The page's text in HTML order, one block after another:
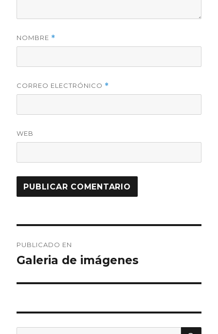
NOMBRE *
CORREO ELECTRÓNICO *
WEB
de
PUBLICADO EN
Galeria de imágenes